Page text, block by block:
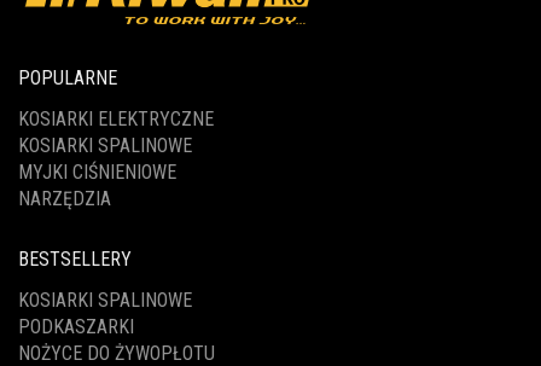
POPULARNE
KOSIARKI ELEKTRYCZNE
KOSIARKI SPALINOWE
MYJKI CIŚNIENIOWE
NARZĘDZIA
BESTSELLERY
KOSIARKI SPALINOWE
PODKASZARKI
NOŻYCE DO ŻYWOPŁOTU